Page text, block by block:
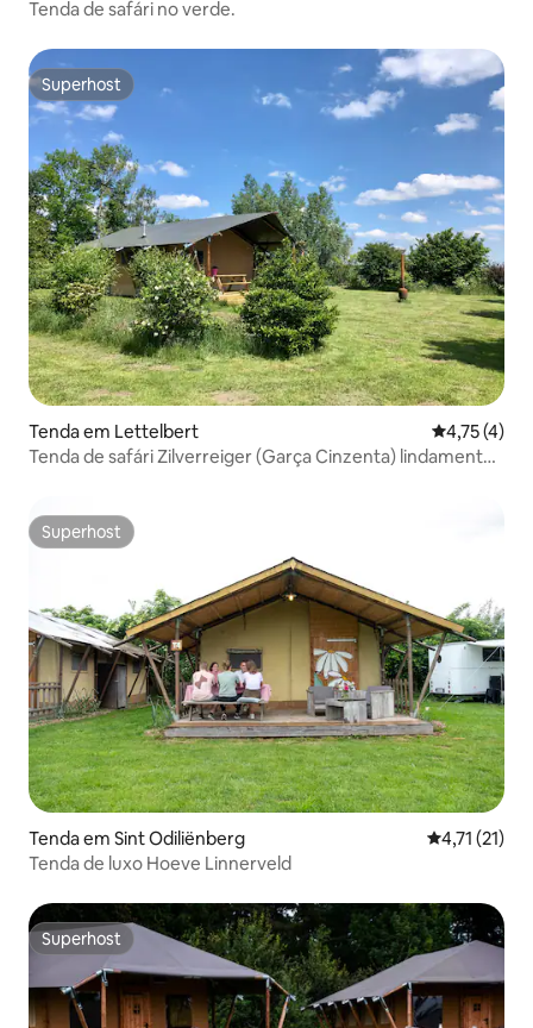
Tenda de safári no verde.
Superhost
Superhost
Tenda em Lettelbert
4,75 (4)
Tenda de safári Zilverreiger (Garça Cinzenta) lindamente
Superhost
Superhost
Tenda em Sint Odiliënberg
4,71 (21)
Tenda de luxo Hoeve Linnerveld
Superhost
Superhost